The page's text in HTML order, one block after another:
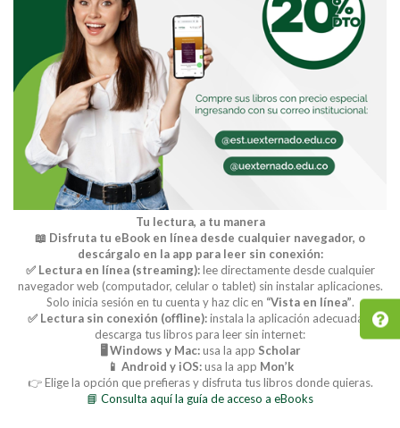
Tu lectura, a tu manera
📖 Disfruta tu eBook en línea desde cualquier navegador, o
descárgalo en la app para leer sin conexión:
✅ Lectura en línea (streaming):lee directamente desde cualquier
navegador web (computador, celular o tablet) sin instalar aplicaciones.
Solo inicia sesión en tu cuenta y haz clic en “Vista en línea”.
✅ Lectura sin conexión (offline):instala la aplicación adecuada y
descarga tus libros para leer sin internet:
🖥️ Windows y Mac:usa la app Scholar
📱 Android y iOS:usa la app Mon’k
👉 Elige la opción que prefieras y disfruta tus libros donde quieras.
📘 Consulta aquí la guía de acceso a eBooks